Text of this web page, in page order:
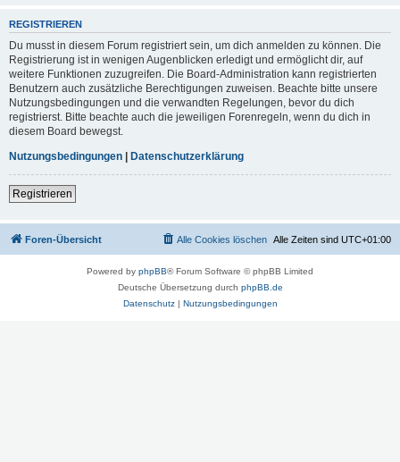
REGISTRIEREN
Du musst in diesem Forum registriert sein, um dich anmelden zu können. Die
Registrierung ist in wenigen Augenblicken erledigt und ermöglicht dir, auf
weitere Funktionen zuzugreifen. Die Board-Administration kann registrierten
Benutzern auch zusätzliche Berechtigungen zuweisen. Beachte bitte unsere
Nutzungsbedingungen und die verwandten Regelungen, bevor du dich
registrierst. Bitte beachte auch die jeweiligen Forenregeln, wenn du dich in
diesem Board bewegst.
Nutzungsbedingungen | Datenschutzerklärung
Registrieren
Foren-Übersicht Alle Zeiten sind UTC+01:00
Alle Cookies löschen
Powered by phpBB® Forum Software © phpBB Limited
Deutsche Übersetzung durch phpBB.de
Datenschutz| Nutzungsbedingungen